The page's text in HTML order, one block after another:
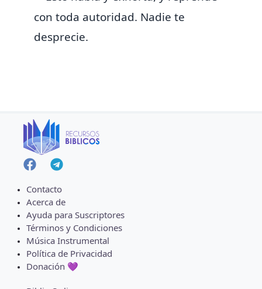
con toda autoridad. Nadie te
desprecie.
Contacto
Acerca de
Ayuda para Suscriptores
Términos y Condiciones
Música Instrumental
Política de Privacidad
Donación 💜